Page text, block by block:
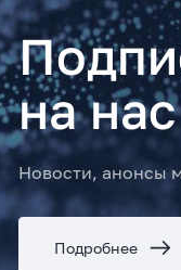
на
Новости, анонсы
Подробнее